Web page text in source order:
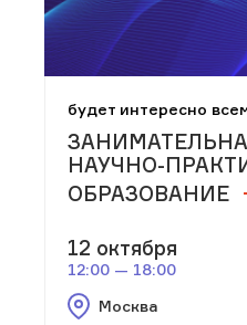
будет интересно
НАУЧНО-
ОБРАЗОВАНИЕ
12 октября
12:00 — 18:00
Москва